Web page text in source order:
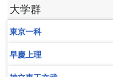
大学群
東京一科
早慶上理